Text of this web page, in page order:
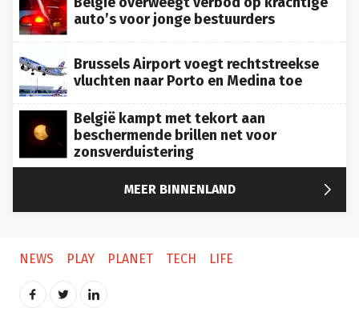
auto’s voor jonge bestuurders
Brussels Airport voegt rechtstreekse
vluchten naar Porto en Medina toe
België kampt met tekort aan
beschermende brillen net voor
zonsverduistering
MEER BINNENLAND 
NEWS PLAY PLANET TECH LIFE